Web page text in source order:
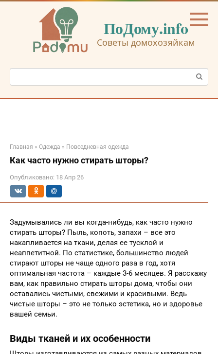
Перейти
ПоДому.info
Советы домохозяйкам
Поиск:
Главная » Одежда » Повседневная одежда
Как часто нужно стирать шторы?
Опубликовано: 18 Апр 26
Задумывались ли вы когда-нибудь, как часто нужно
стирать шторы? Пыль, копоть, запахи – все это
накапливается на ткани, делая ее тусклой и
неаппетитной. По статистике, большинство людей
стирают шторы не чаще одного раза в год, хотя
оптимальная частота – каждые 3-6 месяцев. Я расскажу
вам, как правильно стирать шторы дома, чтобы они
оставались чистыми, свежими и красивыми. Ведь
чистые шторы – это не только эстетика, но и здоровье
вашей семьи.
Виды тканей и их особенности